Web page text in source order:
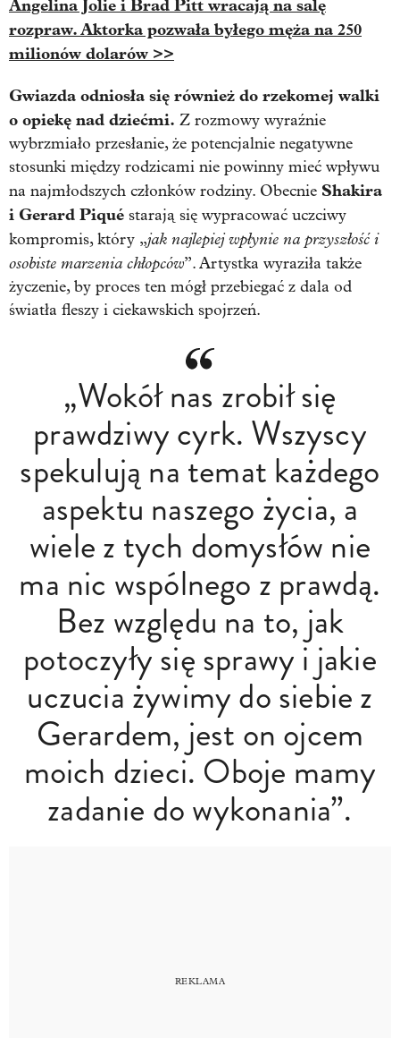
Angelina Jolie i Brad Pitt wracają na salę
rozpraw. Aktorka pozwała byłego męża na 250
milionów dolarów >>
Gwiazda odniosła się również do rzekomej walki
o opiekę nad dziećmi. Z rozmowy wyraźnie
wybrzmiało przesłanie, że potencjalnie negatywne
stosunki między rodzicami nie powinny mieć wpływu
na najmłodszych członków rodziny. Obecnie Shakira
i Gerard Piqué starają się wypracować uczciwy
kompromis, który „jak najlepiej wpłynie na przyszłość i
osobiste marzenia chłopców”. Artystka wyraziła także
życzenie, by proces ten mógł przebiegać z dala od
światła fleszy i ciekawskich spojrzeń.
„Wokół nas zrobił się
prawdziwy cyrk. Wszyscy
spekulują na temat każdego
aspektu naszego życia, a
wiele z tych domysłów nie
ma nic wspólnego z prawdą.
Bez względu na to, jak
potoczyły się sprawy i jakie
uczucia żywimy do siebie z
Gerardem, jest on ojcem
moich dzieci. Oboje mamy
zadanie do wykonania”.